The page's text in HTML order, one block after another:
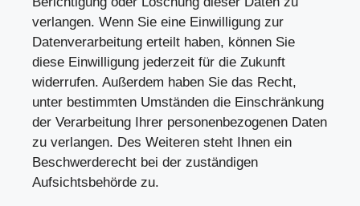
verlangen. Wenn Sie eine Einwilligung zur
Datenverarbeitung erteilt haben, können Sie
diese Einwilligung jederzeit für die Zukunft
widerrufen. Außerdem haben Sie das Recht,
unter bestimmten Umständen die Einschränkung
der Verarbeitung Ihrer personenbezogenen Daten
zu verlangen. Des Weiteren steht Ihnen ein
Beschwerderecht bei der zuständigen
Aufsichtsbehörde zu.